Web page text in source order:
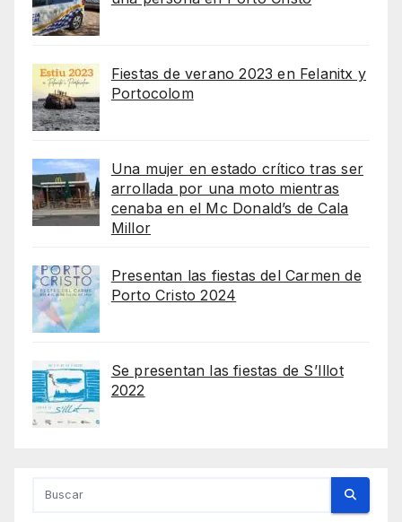
Fiestas de verano 2023 en Felanitx y
Portocolom
Una mujer en estado crítico tras ser
arrollada por una moto mientras
cenaba en el Mc Donald’s de Cala
Millor
Presentan las fiestas del Carmen de
Porto Cristo 2024
Se presentan las fiestas de S’Illot
2022